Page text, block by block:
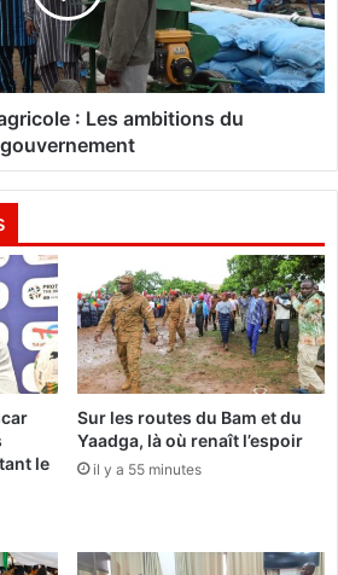
: Les ambitions du
gouvernement
le
Sur les routes du Bam et du
Yaadga, là où renaît l’espoir
il y a 55 minutes